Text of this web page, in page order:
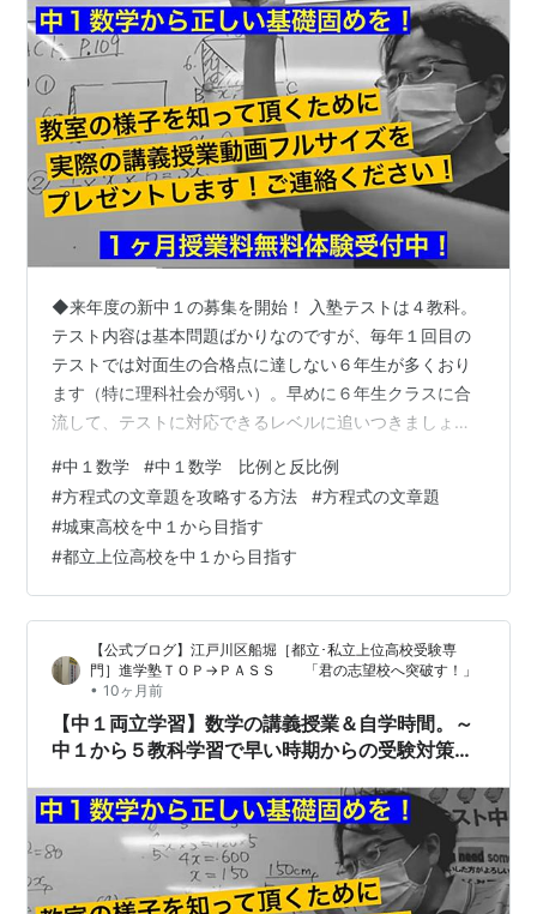
◆来年度の新中１の募集を開始！ 入塾テストは４教科。
テスト内容は基本問題ばかりなのですが、毎年１回目の
テストでは対面生の合格点に達しない６年生が多くおり
ます（特に理科社会が弱い）。早めに６年生クラスに合
流して、テストに対応できるレベルに追いつきましょう
突破す！突破す！突破す！突破す！突破す！ 中１の金曜
日は数学、国語演習、テスト、自学。 今日の講義では動
点の問題、比例・反比例のグラフ問題の考え方につい
て。 比例と反比例の基本式、グラフの読み方は夏休みに
講義。２学期はテストで出題し（基本問題）、定着させ
るために反復を意識して取り組んでいます。 …
#中１数学 #中１数学 比例と反比例
#方程式の文章題を攻略する方法 #方程式の文章題
#城東高校を中１から目指す
#都立上位高校を中１から目指す
【公式ブログ】江戸川区船堀［都立･私立上位高校受験専
門］進学塾ＴＯＰ→ＰＡＳＳ 「君の志望校へ突破す！」
• 10ヶ月前
【中１両立学習】数学の講義授業＆自学時間。～
中１から５教科学習で早い時期からの受験対策